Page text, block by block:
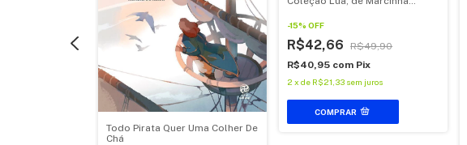
Todo Pirata Quer Uma Colher De
Chá
-15%OFF
R$42,66
R$49,90
R$40,95 com Pix
2 xde R$21,33 sem juros